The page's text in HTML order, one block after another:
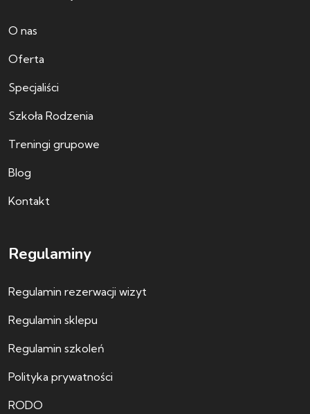
O nas
Oferta
Specjaliści
Szkoła Rodzenia
Treningi grupowe
Blog
Kontakt
Regulaminy
Regulamin rezerwacji wizyt
Regulamin sklepu
Regulamin szkoleń
Polityka prywatności
RODO